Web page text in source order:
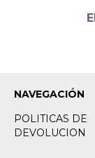
NAVEGACIÓN
POLITICAS DE
DEVOLUCION